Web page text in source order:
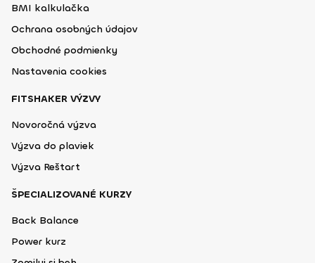
BMI kalkulačka
Ochrana osobných údajov
Obchodné podmienky
Nastavenia cookies
FITSHAKER VÝZVY
Novoročná výzva
Výzva do plaviek
Výzva Reštart
ŠPECIALIZOVANÉ KURZY
Back Balance
Power kurz